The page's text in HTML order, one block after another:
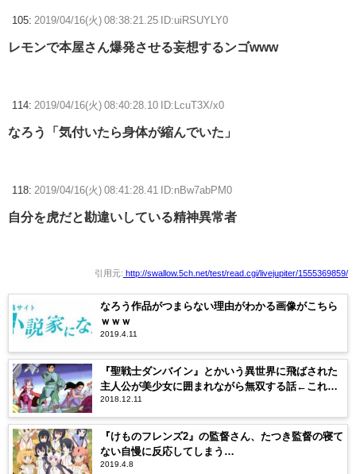
105: 2019/04/16(火) 08:38:21.25 ID:uiRSUYLY0
レモンで本屋さん爆発させる妄想するンゴwww
114: 2019/04/16(火) 08:40:28.10 ID:LcuT3X/x0
なろう「気付いたら身体が縮んでいた」
118: 2019/04/16(火) 08:41:28.41 ID:nBw7abPM0
自分を虎だと勘違いしている精神異常者
引用元: http://swallow.5ch.net/test/read.cgi/livejupiter/1555369859/
なろう作品がつまらない理由がわかる画像がこちら
ｗｗｗ
2019.4.11
『聖戦士ダンバイン』とかいう異世界に飛ばされた
主人公が美少女に囲まれながら無双する話←これっ
て完全になろうだよな？
2018.12.11
『けものフレンズ2』の監督さん、たつき監督の寝て
ない自慢に反応してしまう…
2019.4.8